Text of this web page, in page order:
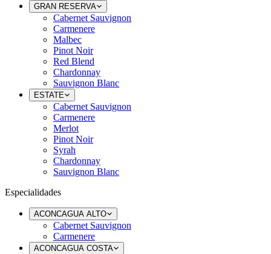
GRAN RESERVA
Cabernet Sauvignon
Carmenere
Malbec
Pinot Noir
Red Blend
Chardonnay
Sauvignon Blanc
ESTATE
Cabernet Sauvignon
Carmenere
Merlot
Pinot Noir
Syrah
Chardonnay
Sauvignon Blanc
Especialidades
ACONCAGUA ALTO
Cabernet Sauvignon
Carmenere
ACONCAGUA COSTA